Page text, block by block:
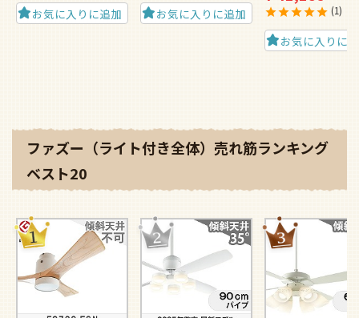
お気に入りに追加 お気に入りに追加 1
お気に入りに
ファズー（ライト付き全体）売れ筋ランキング
ベスト20